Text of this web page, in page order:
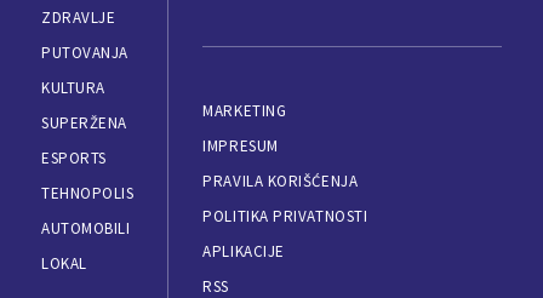
ZDRAVLJE
PUTOVANJA
KULTURA
SUPERŽENA
ESPORTS
TEHNOPOLIS
AUTOMOBILI
LOKAL
MARKETING
IMPRESUM
PRAVILA KORIŠĆENJA
POLITIKA PRIVATNOSTI
APLIKACIJE
RSS